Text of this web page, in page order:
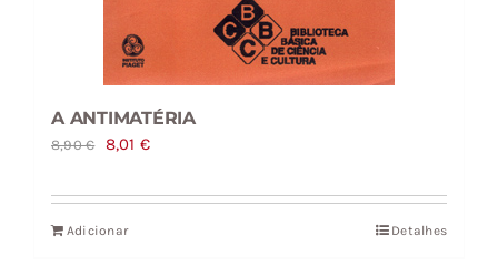
A ANTIMATÉRIA
8,90€
O
original
era:
8,01 €O
atual
Adicionar Detalhes